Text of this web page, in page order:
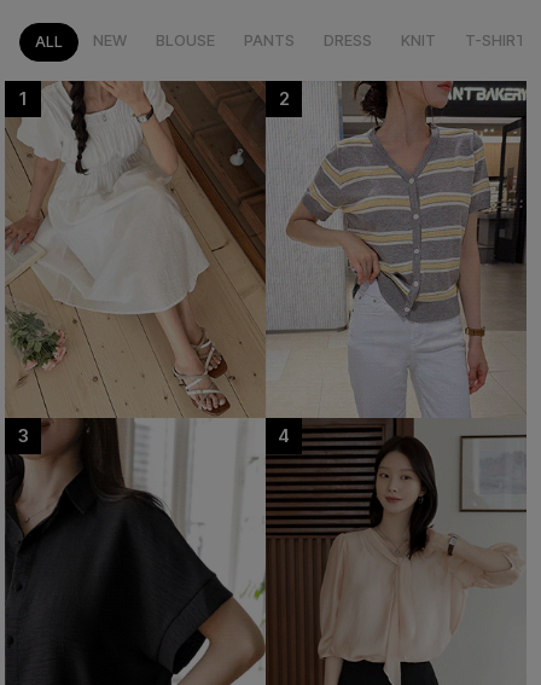
ALL NEW BLOUSE PANTS DRESS KNIT T-SHIRT